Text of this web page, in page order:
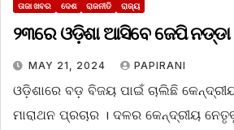
ତାଜା ଖବର ଦେଶ ରାଜନୀତି ରାଜ୍ୟ
୨୩ରେ ଓଡ଼ିଶା ଆସିବେ ଜେପି ନଡ୍ଡା
MAY 21, 2024 PAPIRANI
ଓଡ଼ିଶାରେ ବଡ଼ ବିଜୟ ପାଇଁ ଚାଲିଛି
ମାରାଥନ ପ୍ରଚାର । ଦଳର କେନ୍ଦ୍ରୀୟ